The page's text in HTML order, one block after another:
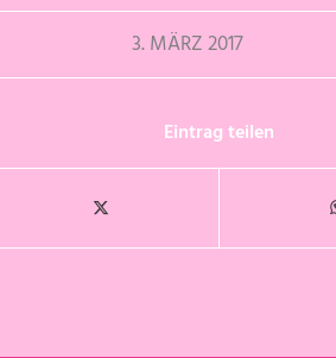
3. MÄRZ 2017
Eintrag teilen